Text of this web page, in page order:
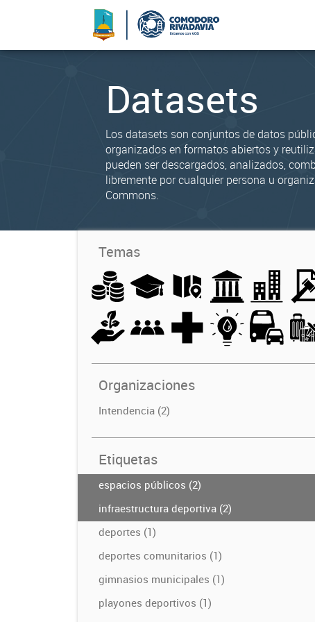
Datasets
Los datasets son conjuntos de datos
organizados en formatos abiertos y
pueden ser descargados, analizados,
libremente por cualquier persona u
Commons.
Temas
Organizaciones
Intendencia (2)
Etiquetas
espacios públicos (2)
infraestructura deportiva (2)
deportes (1)
deportes comunitarios (1)
gimnasios municipales (1)
playones deportivos (1)